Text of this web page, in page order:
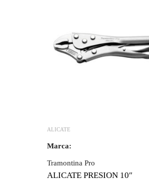
ALICATE
Marca:
Tramontina Pro
ALICATE PRESION 10″